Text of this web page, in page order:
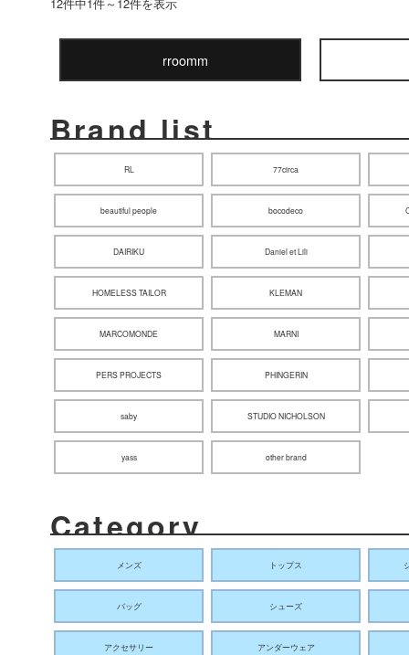
rroomm
Brand list
RL 77circa
beautiful people bocodeco
DAIRIKU Daniel et Lili
HOMELESS TAILOR KLEMAN
MARCOMONDE MARNI
PERS PROJECTS PHINGERIN
saby STUDIO NICHOLSON
yass other brand
Category
メンズ トップス
バッグ シューズ
アクセサリー アンダーウェア